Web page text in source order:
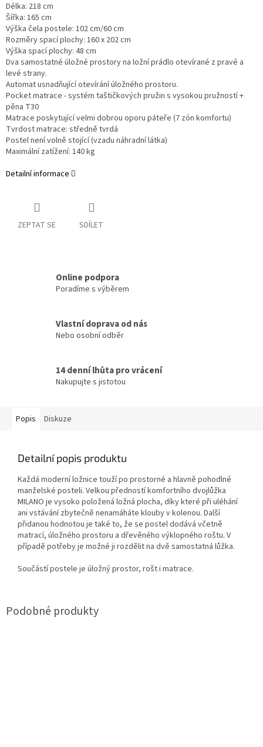
Délka: 218 cm
Šířka: 165 cm
Výška čela postele: 102 cm/60 cm
Rozměry spací plochy: 160 x 202 cm
Výška spací plochy: 48 cm
Dva samostatné úložné prostory na ložní prádlo otevírané z pravé a
levé strany.
Automat usnadňující otevírání úložného prostoru.
Pocket matrace - systém taštičkových pružin s vysokou pružností +
pěna T30
Matrace poskytující velmi dobrou oporu páteře (7 zón komfortu)
Tvrdost matrace: středně tvrdá
Postel není volně stojící (vzadu náhradní látka)
Maximální zatížení: 140 kg
Detailní informace
ZEPTAT SE SDÍLET
Online podpora
Poradíme s výběrem
Vlastní doprava od nás
Nebo osobní odběr
14 denní lhůta pro vrácení
Nakupujte s jistotou
Popis Diskuze
Detailní popis produktu
Každá moderní ložnice touží po prostorné a hlavně pohodlné
manželské posteli. Velkou předností komfortního dvojlůžka
MILANO je vysoko položená ložná plocha, díky které při uléhání
ani vstávání zbytečně nenamáháte klouby v kolenou. Další
přidanou hodnotou je také to, že se postel dodává včetně
matrací, úložného prostoru a dřevěného výklopného roštu. V
případě potřeby je možné ji rozdělit na dvě samostatná lůžka.
Součástí postele je úložný prostor, rošt i matrace.